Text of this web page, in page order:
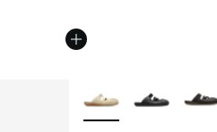
Weitere Farben